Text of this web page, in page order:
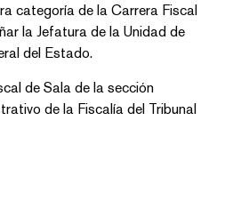
categoría de la Carrera Fiscal
la Jefatura de la Unidad de
del Estado.
de Sala de la sección
de la Fiscalía del Tribunal